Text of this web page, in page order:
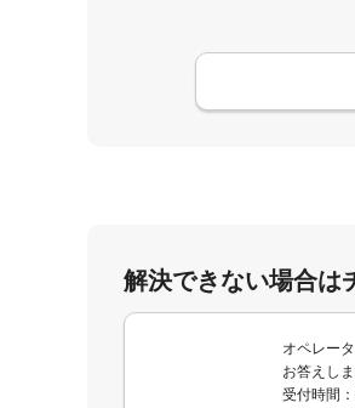
コメン
解決できない場合は
オペレー
お答えしま
受付時間